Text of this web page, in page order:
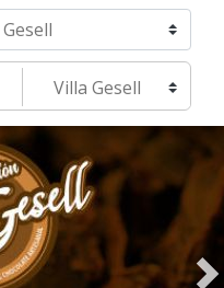
Seleccione una localidad